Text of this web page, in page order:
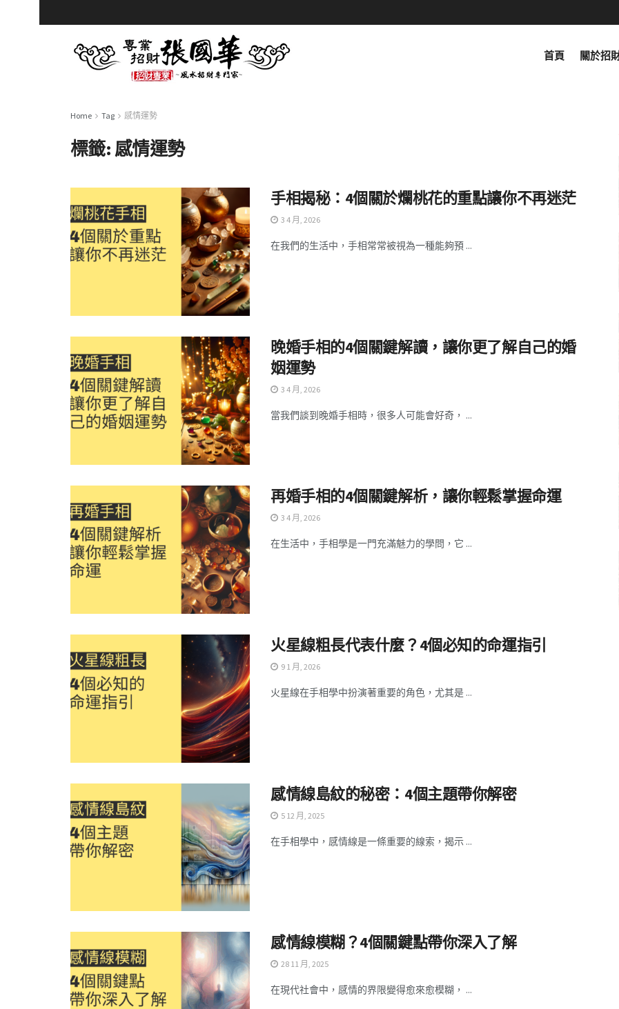
首頁 關於招
Home Tag 感情運勢
標籤: 感情運勢
手相揭秘：4個關於爛桃花的重點讓你不再迷茫
3 4 月, 2026
在我們的生活中，手相常常被視為一種能夠預 ...
晚婚手相的4個關鍵解讀，讓你更了解自己的婚
姻運勢
3 4 月, 2026
當我們談到晚婚手相時，很多人可能會好奇， ...
再婚手相的4個關鍵解析，讓你輕鬆掌握命運
3 4 月, 2026
在生活中，手相學是一門充滿魅力的學問，它 ...
火星線粗長代表什麼？4個必知的命運指引
9 1 月, 2026
火星線在手相學中扮演著重要的角色，尤其是 ...
感情線島紋的秘密：4個主題帶你解密
5 12 月, 2025
在手相學中，感情線是一條重要的線索，揭示 ...
感情線模糊？4個關鍵點帶你深入了解
28 11 月, 2025
在現代社會中，感情的界限變得愈來愈模糊， ...